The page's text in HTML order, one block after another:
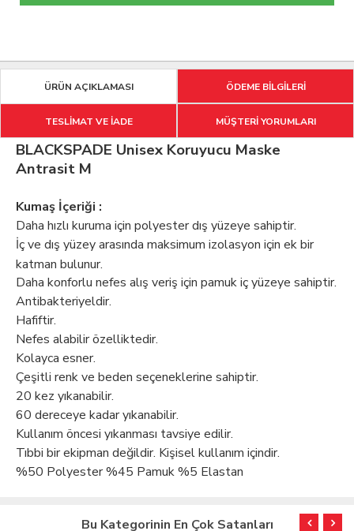
ÜRÜN AÇIKLAMASI ÖDEME BİLGİLERİ
TESLİMAT VE İADE MÜŞTERİ YORUMLARI
BLACKSPADE Unisex Koruyucu Maske
Antrasit M
Kumaş İçeriği :
Daha hızlı kuruma için polyester dış yüzeye sahiptir.
İç ve dış yüzey arasında maksimum izolasyon için ek bir
katman bulunur.
Daha konforlu nefes alış veriş için pamuk iç yüzeye sahiptir.
Antibakteriyeldir.
Hafiftir.
Nefes alabilir özelliktedir.
Kolayca esner.
Çeşitli renk ve beden seçeneklerine sahiptir.
20 kez yıkanabilir.
60 dereceye kadar yıkanabilir.
Kullanım öncesi yıkanması tavsiye edilir.
Tıbbi bir ekipman değildir. Kişisel kullanım içindir.
%50 Polyester %45 Pamuk %5 Elastan
Bu Kategorinin En Çok Satanları